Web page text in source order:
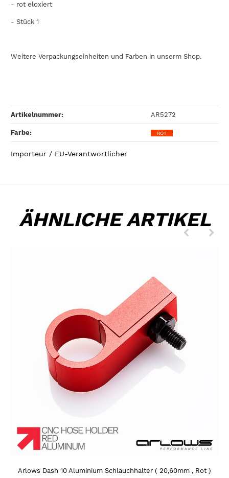
- rot eloxiert
- Stück 1
Weitere Verpackungseinheiten und Farben in unserm Shop.
Artikelnummer: AR5272
Farbe‍: ROT
Importeur / EU-Verantwortlicher
ÄHNLICHE ARTIKEL
Arlows Dash 10 Aluminium Schlauchhalter ( 20,60mm , Rot )